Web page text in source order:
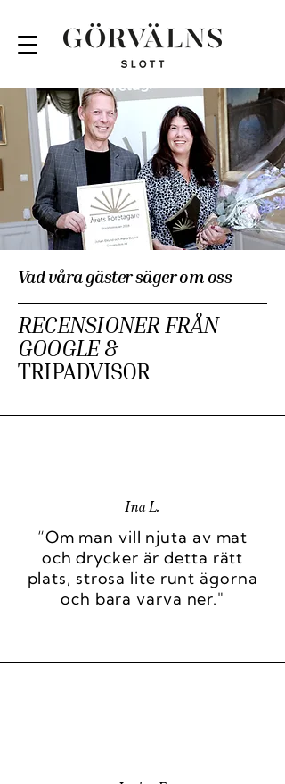
Vad våra gäster säger om oss
RECENSIONER FRÅN
GOOGLE &
TRIPADVISOR
Ina L.
“Om man vill njuta av mat
och drycker är detta rätt
plats, strosa lite runt ägorna
och bara varva ner."